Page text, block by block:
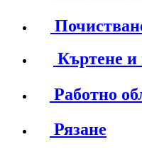
Къртене и
Работно
Рязане